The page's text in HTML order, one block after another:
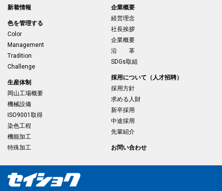
新着情報
色を管理する
Color
Management
Tradition
Challenge
生産体制
岡山工場概要
機械設備
ISO9001取得
染色工程
機能加工
特殊加工
企業概要
経営理念
社長挨拶
企業概要
沿 革
SDGs取組
採用について（人才招聘）
採用方針
求める人財
新卒採用
中途採用
先輩紹介
お問い合わせ